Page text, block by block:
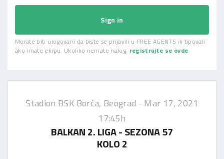
Sign in
Morate biti ulogovani da biste se prijavili u FREE AGENTS ili tipovali
ako imate ekipu. Ukoliko nemate nalog, registrujte se ovde.
Stadion BSK Borča, Beograd - Mar 17, 2021
17:45h
BALKAN 2. LIGA - SEZONA 57
KOLO 2